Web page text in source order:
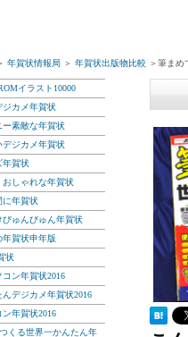
年賀状情報局 ＞ 年賀状出版物比較 ＞筆まめ
イラスト10000
ジカメ年賀状
ー素敵な年賀状
デジカメ年賀状
年賀状
おしゃれな年賀状
に年賀状
びゅんびゅん年賀状
賀状申年版
状
ン年賀状2016
デジカメ年賀状2016
年賀状2016
くる世界一かんたん年